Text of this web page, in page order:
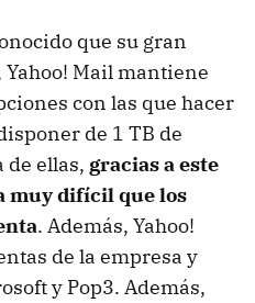
que su gran
Mail mantiene
con las que hacer
de 1 TB de
de ellas, gracias a este
muy difícil que los
. Además, Yahoo!
de la empresa y
y Pop3. Además,